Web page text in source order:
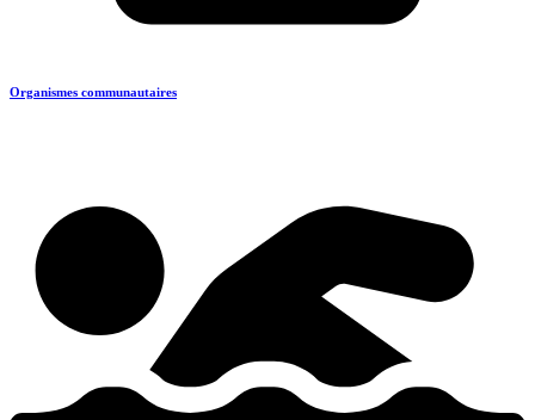
Organismes communautaires